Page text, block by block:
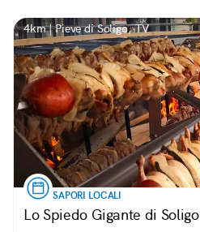
4km | Pieve di Soligo, TV
SAPORI LOCALI
Lo Spiedo Gigante di Soligo